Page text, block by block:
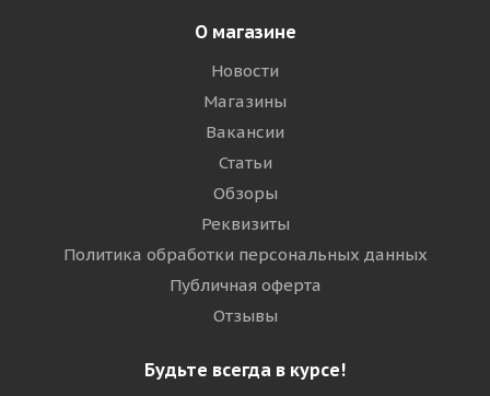
О магазине
Новости
Магазины
Вакансии
Статьи
Обзоры
Реквизиты
Политика обработки персональных данных
Публичная оферта
Отзывы
Будьте всегда в курсе!